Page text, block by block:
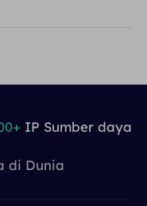
di Dunia
IP Sumber daya